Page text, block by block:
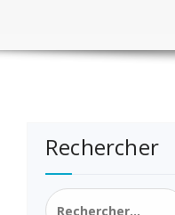
Rechercher
Rechercher :